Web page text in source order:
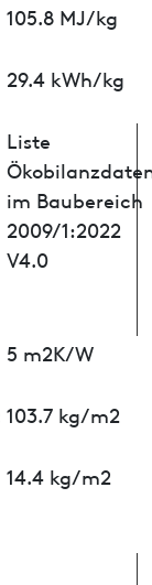
105.8 MJ/kg
29.4 kWh/kg
Liste
im Baubereich
2009/1:2022
V4.0
5 m2K/W
103.7 kg/m2
14.4 kg/m2